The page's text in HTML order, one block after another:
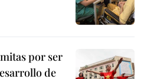
por ser
de